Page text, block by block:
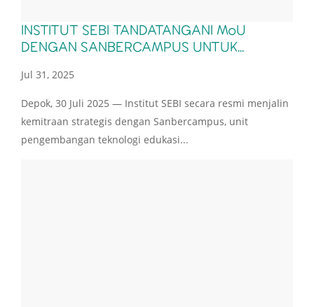
INSTITUT SEBI TANDATANGANI MoU
DENGAN SANBERCAMPUS UNTUK...
Jul 31, 2025
Depok, 30 Juli 2025 — Institut SEBI secara resmi menjalin
kemitraan strategis dengan Sanbercampus, unit
pengembangan teknologi edukasi...